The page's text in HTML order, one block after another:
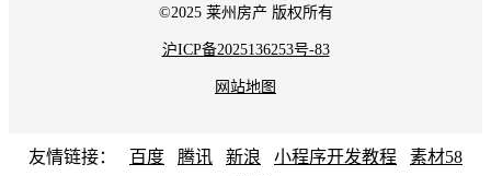
©2025 莱州房产 版权所有
沪ICP备2025136253号-83
网站地图
友情链接： 百度 腾讯 新浪 小程序开发教程
素材58